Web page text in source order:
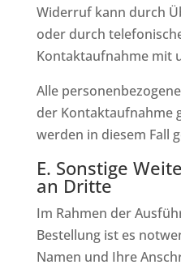
Widerruf kann durch
oder durch
Kontaktaufnahme mit
Alle
der Kontaktaufnahme
werden in diesem Fall
E. Sonstige
an Dritte
Im Rahmen der
Bestellung ist es
Namen und Ihre